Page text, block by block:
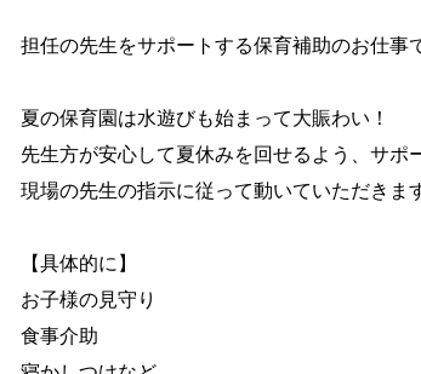
担任の先生をサポートする保育補助のお仕事
夏の保育園は水遊びも始まって大賑わい！
先生方が安心して夏休みを回せるよう、サポ
現場の先生の指示に従って動いていただきます
【具体的に】
お子様の見守り
食事介助